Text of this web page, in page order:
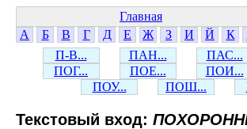
Главная
А
Б В Г Д Е Ж З И Й К
П-В...
ПАН... ПАС...
ПОГ...
ПОЕ... ПОИ...
ПОУ...
ПОШ...
Текстовый вход: